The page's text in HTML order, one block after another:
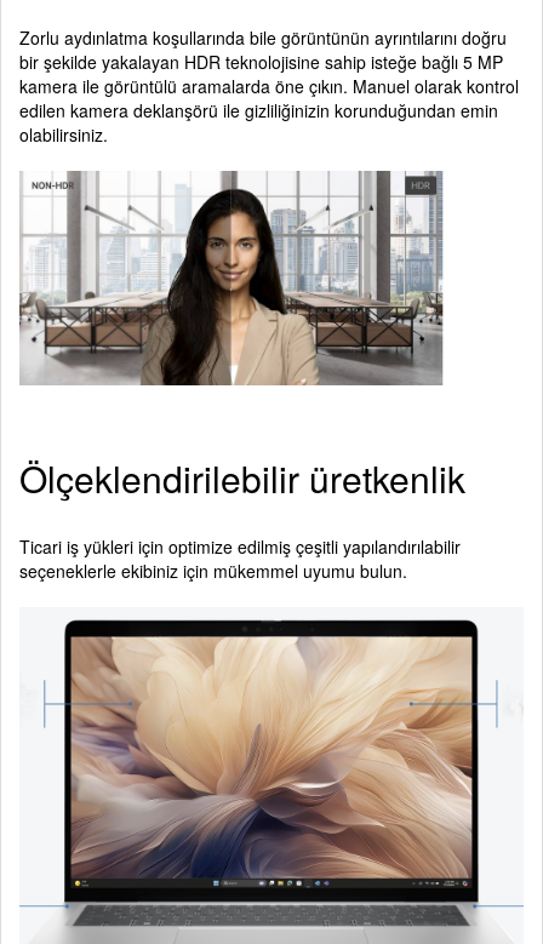
Zorlu aydınlatma koşullarında bile görüntünün ayrıntılarını doğru
bir şekilde yakalayan HDR teknolojisine sahip isteğe bağlı 5 MP
kamera ile görüntülü aramalarda öne çıkın. Manuel olarak kontrol
edilen kamera deklanşörü ile gizliliğinizin korunduğundan emin
olabilirsiniz.
Ölçeklendirilebilir üretkenlik
Ticari iş yükleri için optimize edilmiş çeşitli yapılandırılabilir
seçeneklerle ekibiniz için mükemmel uyumu bulun.